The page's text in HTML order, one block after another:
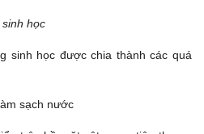
học
sinh học được chia thành các quá
sạch nước